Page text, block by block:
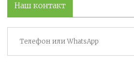
Наш контакт